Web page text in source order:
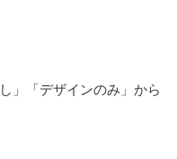
」「デザインのみ」から